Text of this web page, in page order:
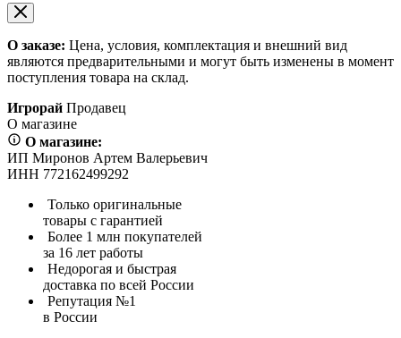
О заказе: Цена, условия, комплектация и внешний вид
являются предварительными и могут быть изменены в момент
поступления товара на склад.
Игрорай Продавец
О магазине
О магазине:
ИП Миронов Артем Валерьевич
ИНН 772162499292
Только оригинальные
товары с гарантией
Более 1 млн покупателей
за 16 лет работы
Недорогая и быстрая
доставка по всей России
Репутация №1
в России